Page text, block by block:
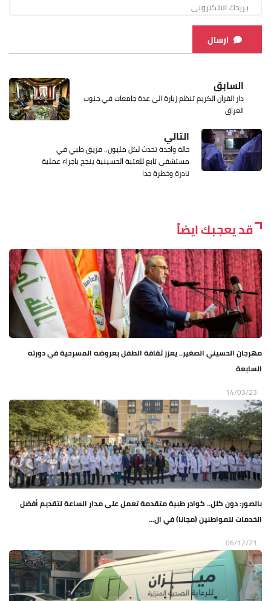
ارسال
السابق
دار القرآن الكريم تنظم زيارة الى عدة جامعات في جنوب
العراق
التالي
حالة واحدة تحدث لكل مليون.. فريق طبي في
مستشفى تابع للعتبة الحسينية ينجح باجراء عملية
نادرة وخطرة جدا
قد يعجبك ايضاً
مهرجان الحسيني الصغير.. يعزز ثقافة الطفل بعروضه المسرحية في دورته
السابعة
14/03/23
بالصور: دون كلل.. كوادر طبية متقدمة تعمل على مدار الساعة لتقديم أفضل
الخدمات للمواطنين (مجانا) في ال...
06/12/21